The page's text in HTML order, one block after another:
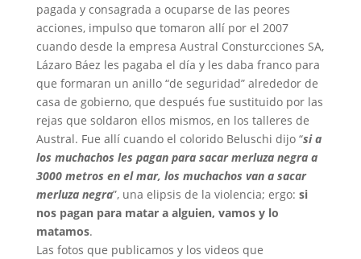
pagada y consagrada a ocuparse de las peores
acciones, impulso que tomaron allí por el 2007
cuando desde la empresa Austral Consturcciones SA,
Lázaro Báez les pagaba el día y les daba franco para
que formaran un anillo “de seguridad” alrededor de
casa de gobierno, que después fue sustituido por las
rejas que soldaron ellos mismos, en los talleres de
Austral. Fue allí cuando el colorido Beluschi dijo “si a
los muchachos les pagan para sacar merluza negra a
3000 metros en el mar, los muchachos van a sacar
merluza negra”, una elipsis de la violencia; ergo: si
nos pagan para matar a alguien, vamos y lo
matamos.
Las fotos que publicamos y los videos que